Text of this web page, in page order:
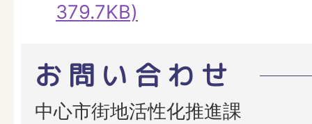
379.7KB)
お問い合わせ
中心市街地活性化推進課